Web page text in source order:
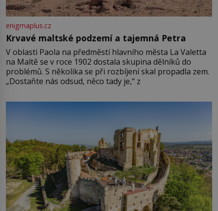
enigmaplus.cz
Krvavé maltské podzemí a tajemná Petra
V oblasti Paola na předměstí hlavního města La Valetta
na Maltě se v roce 1902 dostala skupina dělníků do
problémů. S několika se při rozbíjení skal propadla zem.
„Dostaňte nás odsud, něco tady je,“ z